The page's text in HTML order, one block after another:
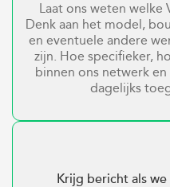
Laat ons weten welke
Denk aan het model,
en eventuele andere
zijn. Hoe specifieker,
binnen ons netwerk
dagelijks
Krijg bericht als